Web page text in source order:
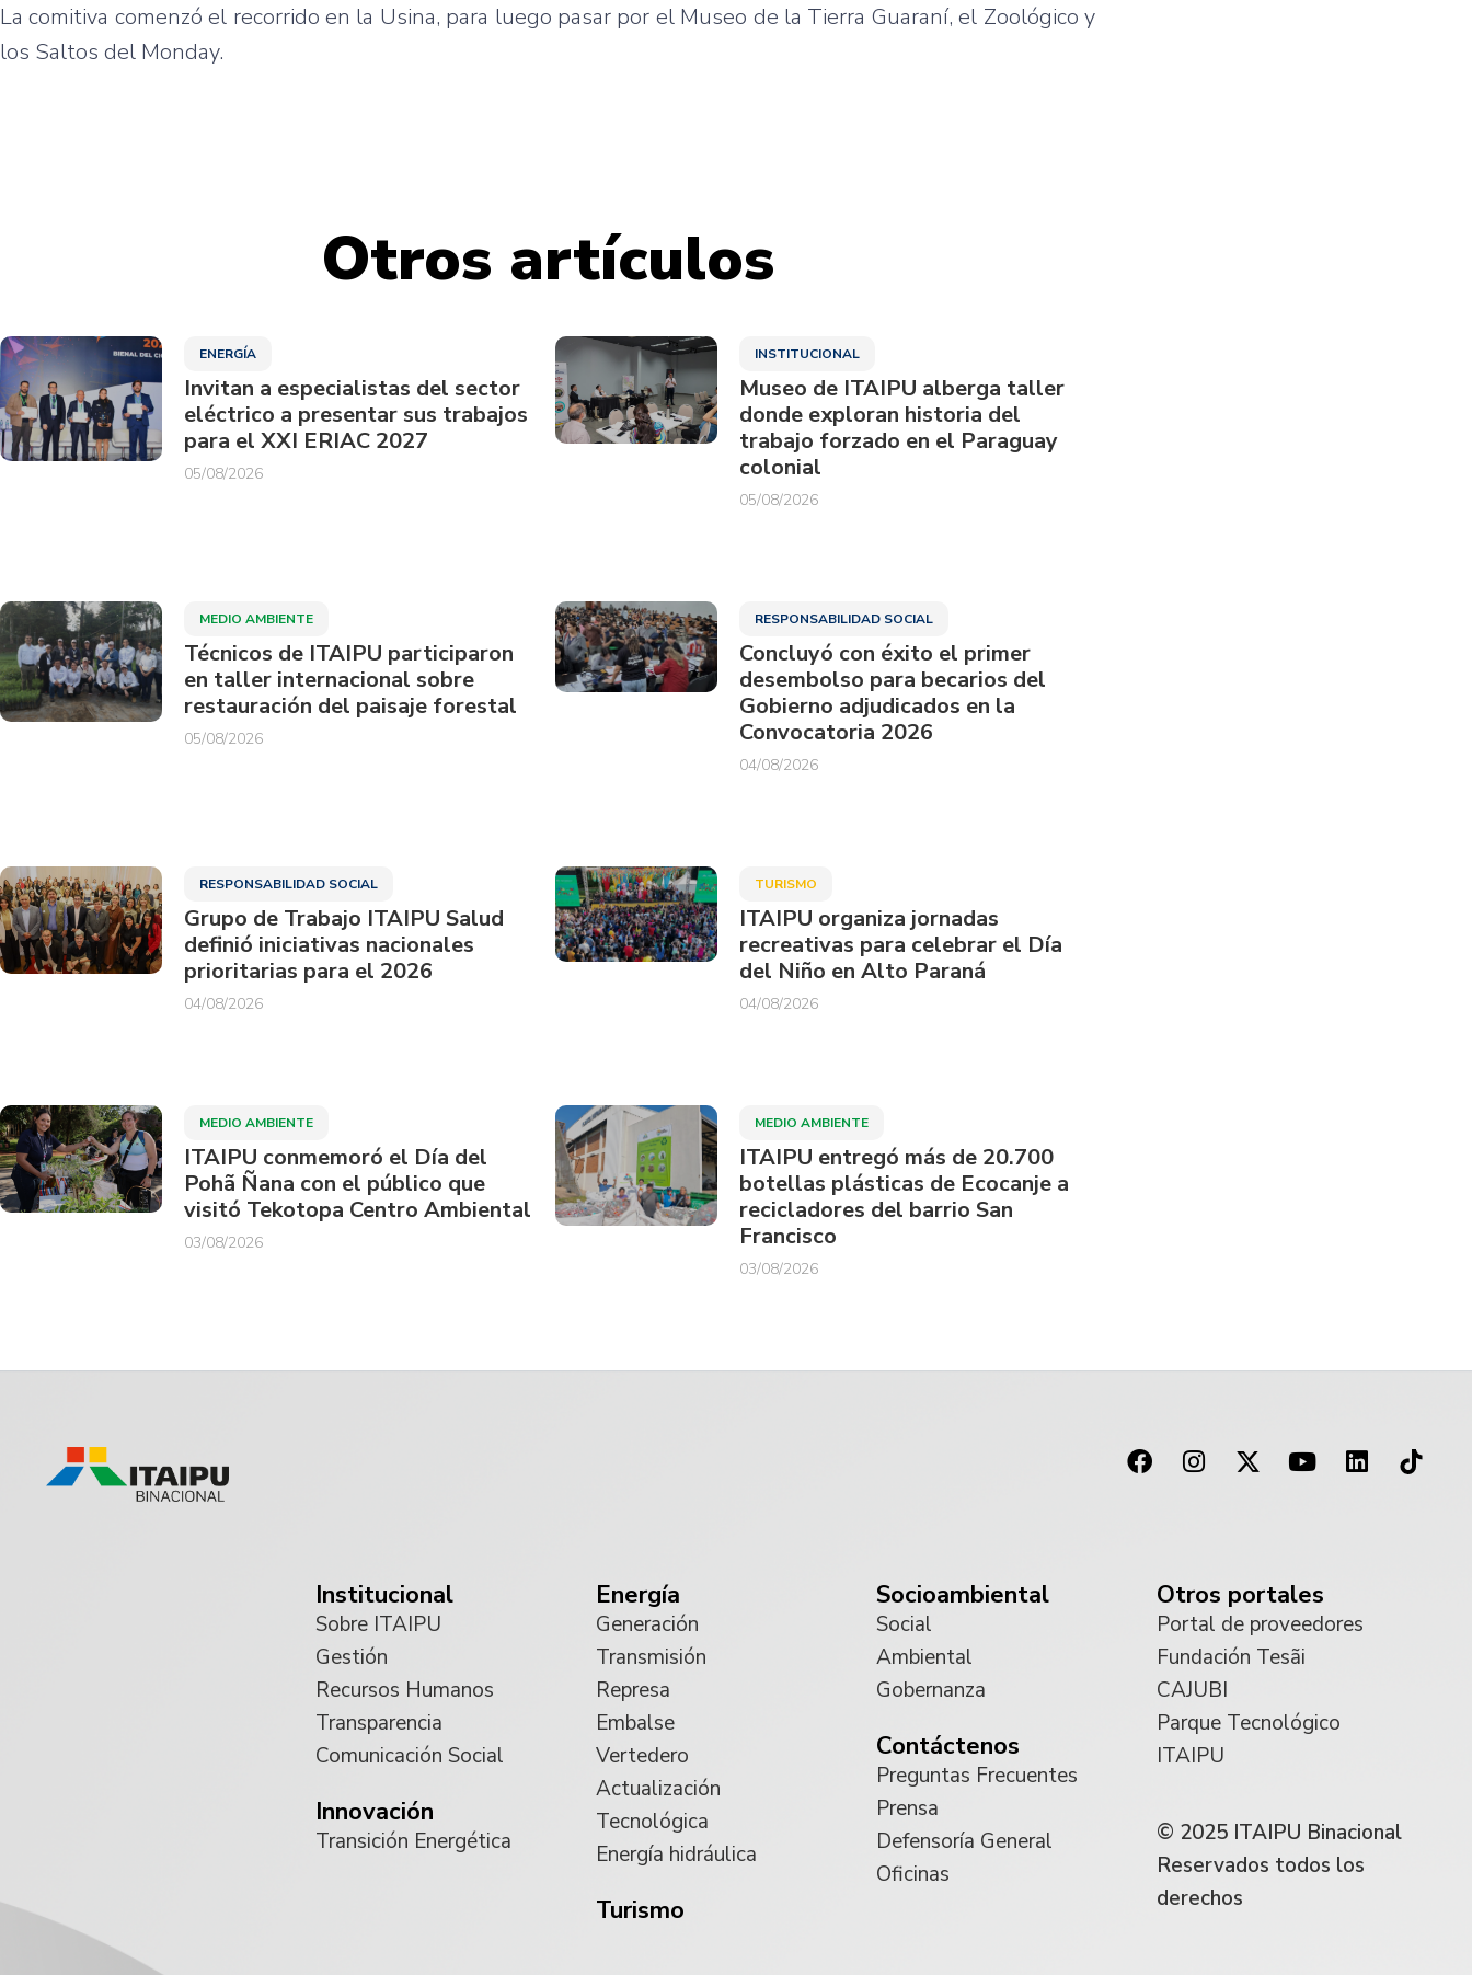
Lacomitiva comenzó el recorrido en la Usina, para luego pasar por el Museo de la Tierra Guaraní, el Zoológico y
los Saltos del Monday.
Otros artículos
ENERGÍA
Invitan a especialistas del sector
eléctrico a presentar sus trabajos
para el XXI ERIAC 2027
05/08/2026
INSTITUCIONAL
Museo de ITAIPU alberga taller
donde exploran historia del
trabajo forzado en el Paraguay
colonial
05/08/2026
MEDIO AMBIENTE
Técnicos de ITAIPU participaron
en taller internacional sobre
restauración del paisaje forestal
05/08/2026
RESPONSABILIDAD SOCIAL
Concluyó con éxito el primer
desembolso para becarios del
Gobierno adjudicados en la
Convocatoria 2026
04/08/2026
RESPONSABILIDAD SOCIAL
Grupo de Trabajo ITAIPU Salud
definió iniciativas nacionales
prioritarias para el 2026
04/08/2026
TURISMO
ITAIPU organiza jornadas
recreativas para celebrar el Día
del Niño en Alto Paraná
04/08/2026
MEDIO AMBIENTE
ITAIPU conmemoró el Día del
Pohã Ñana con el público que
visitó Tekotopa Centro Ambiental
03/08/2026
MEDIO AMBIENTE
ITAIPU entregó más de 20.700
botellas plásticas de Ecocanje a
recicladores del barrio San
Francisco
03/08/2026
Institucional
Sobre ITAIPU
Gestión
Recursos Humanos
Transparencia
Comunicación Social
Innovación
Transición Energética
Energía
Generación
Transmisión
Represa
Embalse
Vertedero
Actualización
Tecnológica
Energía hidráulica
Turismo
Socioambiental
Social
Ambiental
Gobernanza
Contáctenos
Preguntas Frecuentes
Prensa
Defensoría General
Oficinas
Otros portales
Portal de proveedores
Fundación Tesãi
CAJUBI
Parque Tecnológico
ITAIPU
© 2025 ITAIPU Binacional
Reservados todos los
derechos